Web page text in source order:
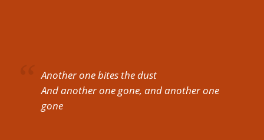
Another one bites the dust
And another one gone, and another one
gone